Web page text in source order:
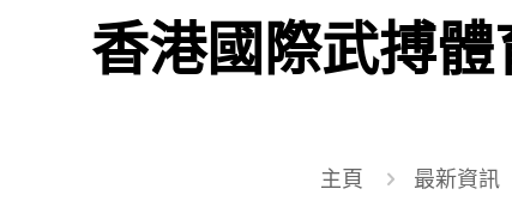
香港國際武搏體
主頁 最新資訊